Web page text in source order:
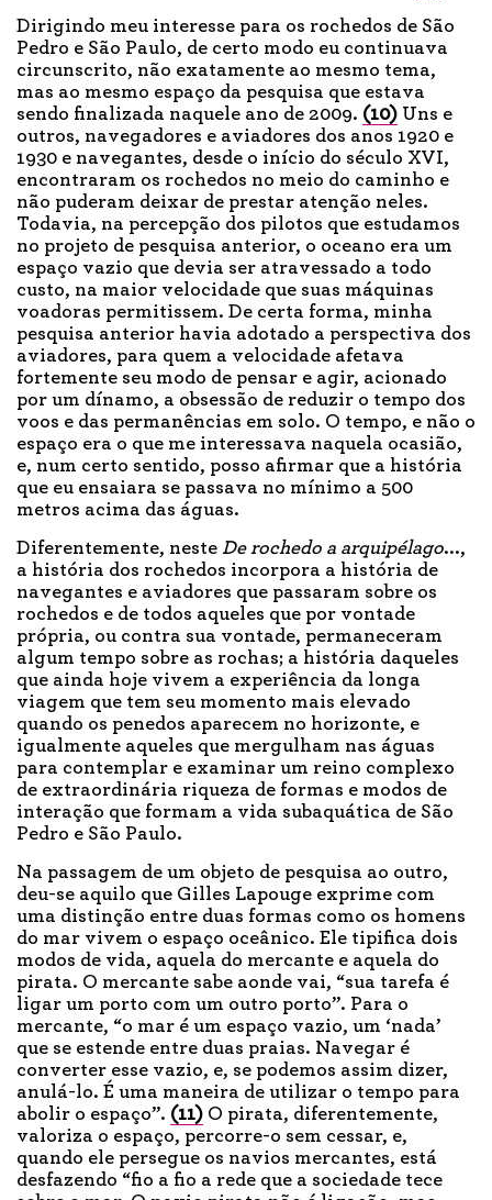
Dirigindo meu interesse para os rochedos de São
Pedro e São Paulo, de certo modo eu continuava
circunscrito, não exatamente ao mesmo tema,
mas ao mesmo espaço da pesquisa que estava
sendo finalizada naquele ano de 2009. (10) Uns e
outros, navegadores e aviadores dos anos 1920 e
1930 e navegantes, desde o início do século XVI,
encontraram os rochedos no meio do caminho e
não puderam deixar de prestar atenção neles.
Todavia, na percepção dos pilotos que estudamos
no projeto de pesquisa anterior, o oceano era um
espaço vazio que devia ser atravessado a todo
custo, na maior velocidade que suas máquinas
voadoras permitissem. De certa forma, minha
pesquisa anterior havia adotado a perspectiva dos
aviadores, para quem a velocidade afetava
fortemente seu modo de pensar e agir, acionado
por um dínamo, a obsessão de reduzir o tempo dos
voos e das permanências em solo. O tempo, e não o
espaço era o que me interessava naquela ocasião,
e, num certo sentido, posso afirmar que a história
que eu ensaiara se passava no mínimo a 500
metros acima das águas.
Diferentemente, neste De rochedo a arquipélago...,
a história dos rochedos incorpora a história de
navegantes e aviadores que passaram sobre os
rochedos e de todos aqueles que por vontade
própria, ou contra sua vontade, permaneceram
algum tempo sobre as rochas; a história daqueles
que ainda hoje vivem a experiência da longa
viagem que tem seu momento mais elevado
quando os penedos aparecem no horizonte, e
igualmente aqueles que mergulham nas águas
para contemplar e examinar um reino complexo
de extraordinária riqueza de formas e modos de
interação que formam a vida subaquática de São
Pedro e São Paulo.
Na passagem de um objeto de pesquisa ao outro,
deu-se aquilo que Gilles Lapouge exprime com
uma distinção entre duas formas como os homens
do mar vivem o espaço oceânico. Ele tipifica dois
modos de vida, aquela do mercante e aquela do
pirata. O mercante sabe aonde vai, “sua tarefa é
ligar um porto com um outro porto”. Para o
mercante, “o mar é um espaço vazio, um ‘nada’
que se estende entre duas praias. Navegar é
converter esse vazio, e, se podemos assim dizer,
anulá-lo. É uma maneira de utilizar o tempo para
abolir o espaço”. (11) O pirata, diferentemente,
valoriza o espaço, percorre-o sem cessar, e,
quando ele persegue os navios mercantes, está
desfazendo “fio a fio a rede que a sociedade tece